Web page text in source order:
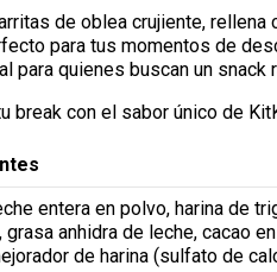
de oblea crujiente, rellena
para tus momentos de
para quienes buscan un
break con el sabor único de
entera en polvo, harina de
grasa anhidra de leche, cacao
de harina (sulfato de